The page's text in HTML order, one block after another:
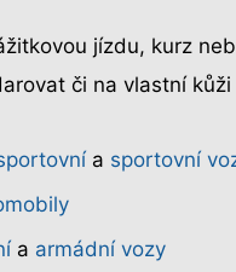
jízdu, kurz
či na vlastní kůži
a sportovní
a armádní vozy